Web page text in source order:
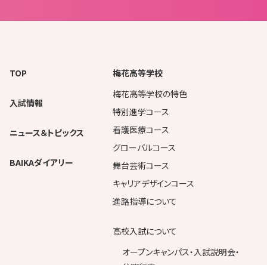
TOP
入試情報
ニュース＆トピックス
BAIKAダイアリー
梅花高等学校
梅花高等学校の特色
特別進学コース
看護医療コース
グローバルコース
舞台芸術コース
キャリアデザインコース
進路指導について
高校入試について
オープンキャンパス・入試説明会・